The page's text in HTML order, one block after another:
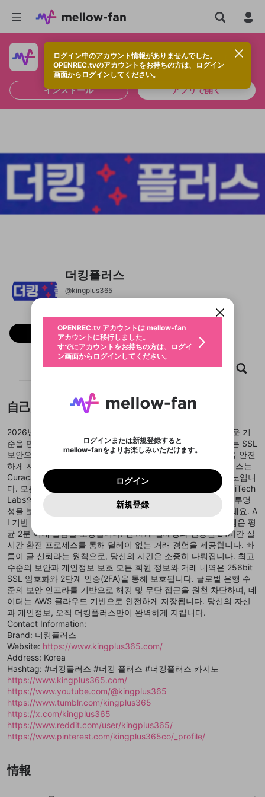
ログイン中のアカウント情報がありませんでした。
OPENREC.tvのアカウントをお持ちの方は、ログイン
画面からログインしてください。
快適に視聴するなら、アプリをインストールしよう！
インストール アプリで開く
더킹플러스
@kingplus365
フォロー
ホーム 動画 キャプチャ プレイリスト
自己紹介
2026년 더킹플러스는 안전하고 공정한 온라인 카지노의 새로운 기
준을 만듭니다 “모든 게임은 RNG 검증을 통과하고, 모든 거래는 SSL
보안으로 보호됩니다. 더킹플러스에서 당신의 즐거움과 자산을 안전
하게 지키세요.” 국제 라이선스로 보장되는 합법 운영 더킹플러스는
Curacao eGaming 정식 라이선스를 취득한 글로벌 합법 카지노입니
다. 모든 운영은 국제 규제 기준에 따라 관리되며, eCOGRA 및 iTech
Labs의 RNG(난수 발생기) 검증을 통해 게임 결과의 공정성과 투명
성을 보장합니다. 법적으로 안전한 플랫폼에서 안심하고 즐기세요. A
I 기반 초고속 입출금 시스템 더킹플러스의 AI 자동 승인 시스템은 평
균 2분 이내 출금을 보장합니다. 전 세계 결제망과 연동된 24시간 실
시간 환전 프로세스를 통해 딜레이 없는 거래 경험을 제공합니다. 빠
름이 곧 신뢰라는 원칙으로, 당신의 시간은 소중히 다뤄집니다. 최고
수준의 보안과 개인정보 보호 모든 회원 정보와 거래 내역은 256bit
SSL 암호화와 2단계 인증(2FA)을 통해 보호됩니다. 글로벌 은행 수
준의 보안 인프라를 기반으로 해킹 및 무단 접근을 원천 차단하며, 데
이터는 AWS 클라우드 기반으로 안전하게 저장됩니다. 당신의 자산
과 개인정보, 오직 더킹플러스만이 완벽하게 지킵니다.
Contact Information:
Brand: 더킹플러스
Website: https://www.kingplus365.com/
Address: Korea
Hashtag: #더킹플러스 #더킹 플러스 #더킹플러스 카지노
https://www.kingplus365.com/
https://www.youtube.com/@kingplus365
https://www.tumblr.com/kingplus365
https://x.com/kingplus365
https://www.reddit.com/user/kingplus365/
https://www.pinterest.com/kingplus365co/_profile/
情報
ブロックリストに追加しますか？
キャンセル OK
この動画の公開は終了しました
OK
ファンレター
応援している配信者にファンレターを送ることがで
きます。好きなデザインを選んでメッセージを書い
※ファンレター機能は有料サービスです。
ファンレターを作成
固定動画に設定
マイページに表示されている動画 (ライブ配信、配
信予定、アーカイブ、アップロード動画) をページ
のトップに1つ固定できます。動画タイトル横のメ
ニューより設定することができます。
動画プレイリストを選択
動画のプレイリストを一つ選択すると、そのプレイ
ることができます。
動画プレイリストを選択
選択できるプレイリストがありません。
動画プレイリストがありません
閉じる
ポイントが不足しています
ご確認ください
した。 サービスを利用するには変更後の内容を
を確認しました。
確認しました
OPENREC.tv アカウントは mellow-fan
アカウントに移行しました。
すでにアカウントをお持ちの方は、ログイ
新規登録
メールアドレスで新規登録
または
Google
Yahoo! JAPAN
Appleでサインアップ
mellow-fanの 利用規約・ プライバシーポリシー・外部
サービスとのID連携に関する同意事項 に同意頂いた上
で、次にお進みください
@
次にお進みください。
アカウント作成
mellow-fanからのお得な情報をメールで受
け取る
OPENREC.tvアカウントはmellow-fanア
カウントに統合しました。
こちらからOPENREC.tvでログイン中のア
ログイン
メールアドレスでログイン
または
Google
Yahoo! JAPAN
Appleでサインイン
mellow-fanの 利用規約・ プライバシーポリシー・外部
サービスとのID連携に関する同意事項 に同意頂いた上
で、次にお進みください
ログイン
ログイン
パスワードを忘れた方はこちら
アカウントをお持ちですか？アカウントを作成する
OPENREC.tv アカウントは mellow-fan
アカウントに移行しました。
すでにアカウントをお持ちの方は、ログイ
ン画面からログインしてください。
ログインまたは新規登録すると
mellow-fanをよりお楽しみいただけます。
ログイン
新規登録
登録したメールアドレスを入力し、送信してくださ
再設定する
入力していただいたメールアドレ
スに、パスワード再設定用URLを
のでご確認ください
OK
パーソナルデータの登録
年
生年月は登録後に変更できません。
お住まいの地域
ご登録いただいた情報はサービスの向上を目的
として使用いたします。
一部サービスをご利用いただくには、生年月の
登録が必要です。
登録
あとで登録
認証コードの入力
メイン及びcs.openrec.co.jpドメイン）が受信拒否設
定に含まれていないかご確認ください。
入力
セッションの有効期限が切れたた
不適切なユーザーとして報告しま
すか？
問題を選択してください
わいせつな表現
著作権の侵害
なりすまし行為
出会いを誘導する行為
ねずみ講やマルチ商法
誤解を招く配信設定
ゲームの録画禁止区域の配信
改造版・海賊版ソフトの配信
政治的・宗教的・人種的な内容
その他の問題
0
報告された問題については、利用規約に違反しているか
どうかをスタッフが確認します。
用することは、利用規約違反になります。
送信
サブスクシェア
詳しくはこちら
閉じる
限定コミュニティ参加方法
Discordアカウントをお持ちでない方
Discordアカウントを作成
Discordは第三者が提供するコミュニティーサービスで、
mellow-fanとは関わりがありません。Discordに関してのお
問い合わせにはお答えすることができません。Discordの仕
様変更により、限定コミュニティ特典の提供が終了する可能
します。
外部サービスとのID連携に関する同意事項
Discordとは？ Discordに参加する